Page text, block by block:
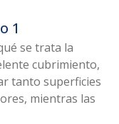
1
se trata la
cubrimiento,
tanto superficies
mientras las